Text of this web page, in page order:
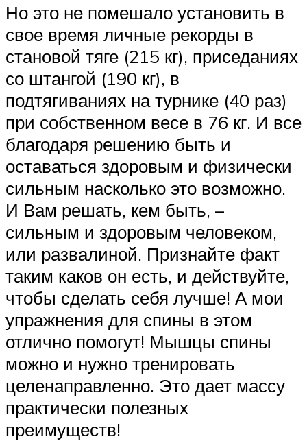
Но это не помешало установить в
свое время личные рекорды в
становой тяге (215 кг), приседаниях
со штангой (190 кг), в
подтягиваниях на турнике (40 раз)
при собственном весе в 76 кг. И все
благодаря решению быть и
оставаться здоровым и физически
сильным насколько это возможно.
И Вам решать, кем быть, –
сильным и здоровым человеком,
или развалиной. Признайте факт
таким каков он есть, и действуйте,
чтобы сделать себя лучше! А мои
упражнения для спины в этом
отлично помогут! Мышцы спины
можно и нужно тренировать
целенаправленно. Это дает массу
практически полезных
преимуществ!